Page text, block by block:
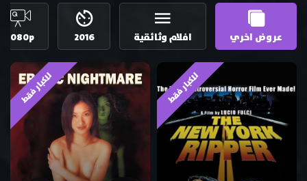
عروض اخري افلام وثائقية 2016
1080p
للكبار فقط للكبار فقط